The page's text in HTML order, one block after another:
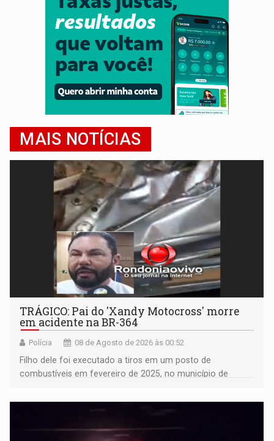
MAIS NOTÍCIAS
TRÁGICO: Pai do 'Xandy Motocross' morre
em acidente na BR-364
Polícia 08 de Agosto de 2026 às 00:52
Filho dele foi executado a tiros em um posto de
combustíveis em fevereiro de 2025, no município de